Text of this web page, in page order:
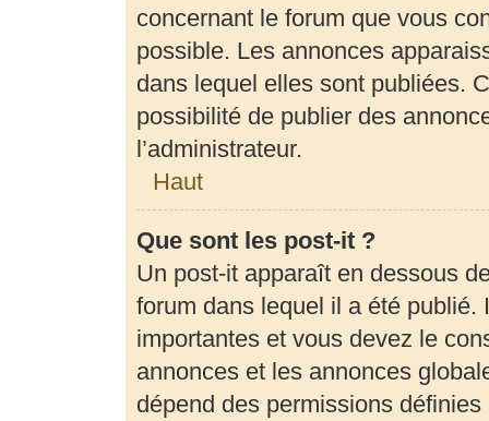
concernant le forum que vous
possible. Les annonces
dans lequel elles sont publiées.
possibilité de publier des
l’administrateur.
Haut
Que sont les post-it ?
Un post-it apparaît en dessous
forum dans lequel il a été
importantes et vous devez le
annonces et les annonces
dépend des permissions définies